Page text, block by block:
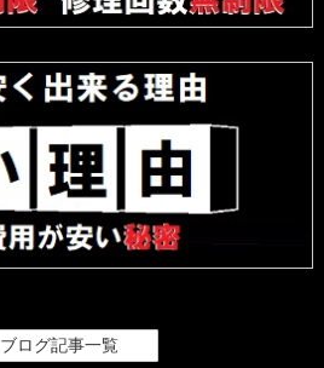
ブログ記事一覧